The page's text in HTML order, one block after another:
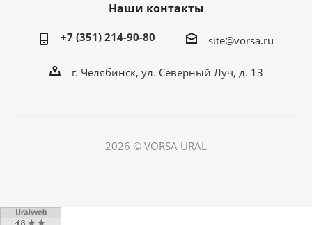
Наши контакты
+7 (351) 214-90-80 site@vorsa.ru
г. Челябинск, ул. Северный Луч, д. 13
2026 © VORSA URAL